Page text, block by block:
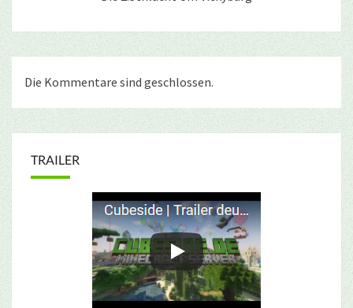
Die Kommentare sind geschlossen.
TRAILER